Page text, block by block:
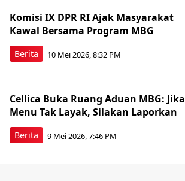
Berita
Komisi IX DPR RI Ajak Masyarakat
Kawal Bersama Program MBG
10 Mei 2026, 8:32 PM
Berita
Cellica Buka Ruang Aduan MBG: Jika
Menu Tak Layak, Silakan Laporkan
9 Mei 2026, 7:46 PM